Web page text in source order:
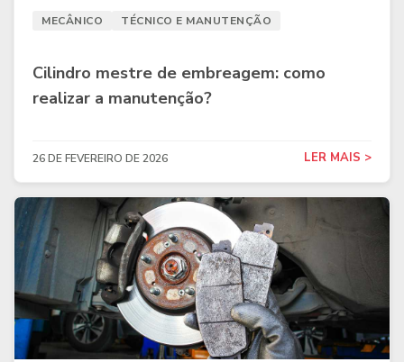
MECÂNICO TÉCNICO E MANUTENÇÃO
Cilindro mestre de embreagem: como
realizar a manutenção?
26 DE FEVEREIRO DE 2026 LER MAIS >